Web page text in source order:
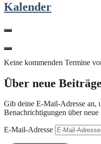
Kalender
Keine kommenden Termine
Über neue
Gib deine E-Mail-Adresse an,
Benachrichtigungen über
E-Mail-Adresse